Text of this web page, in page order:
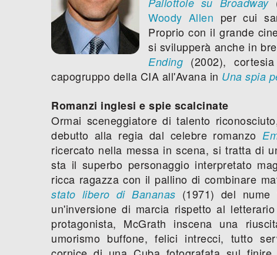
Woody Allen per cui
Proprio con il grande
si svilupperà anche in
Ending (2002),
capogruppo della CIA all'Avana in Una spia
Romanzi inglesi e spie scalcinate
Ormai sceneggiatore di talento
debutto alla regia dal celebre romanzo
ricercato nella messa in scena, si tratta di
sta il superbo personaggio interpretato
ricca ragazza con il pallino di combinare
stato libero di Bananas (1971) del nume
un'inversione di marcia rispetto al
protagonista, McGrath inscena una
umorismo buffone, felici intrecci, tutto